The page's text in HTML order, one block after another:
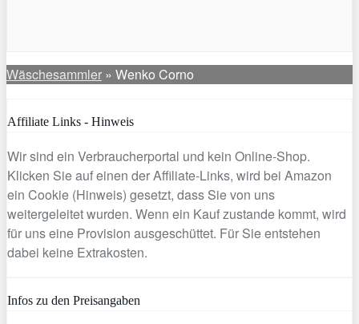
Wäschesammler » Wenko Corno
Affiliate Links - Hinweis
Wir sind ein Verbraucherportal und kein Online-Shop.
Klicken Sie auf einen der Affiliate-Links, wird bei Amazon
ein Cookie (Hinweis) gesetzt, dass Sie von uns
weitergeleitet wurden. Wenn ein Kauf zustande kommt, wird
für uns eine Provision ausgeschüttet. Für Sie entstehen
dabei keine Extrakosten.
Infos zu den Preisangaben